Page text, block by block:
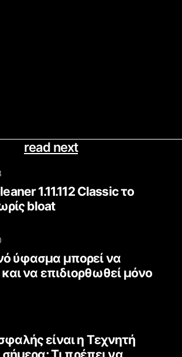
read next
1.11.112 Classic το
bloat
ύφασμα μπορεί να
να επιδιορθωθεί μόνο
είναι η Τεχνητή